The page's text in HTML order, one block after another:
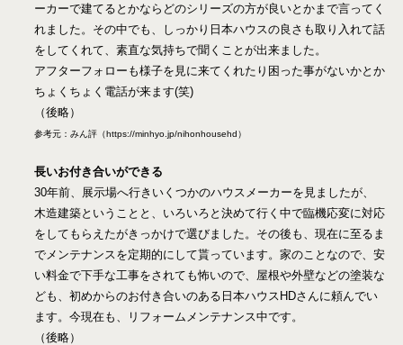
ーカーで建てるとかならどのシリーズの方が良いとかまで言ってく
れました。その中でも、しっかり日本ハウスの良さも取り入れて話
をしてくれて、素直な気持ちで聞くことが出来ました。
アフターフォローも様子を見に来てくれたり困った事がないかとか
ちょくちょく電話が来ます(笑)
（後略）
参考元：みん評（https://minhyo.jp/nihonhousehd）
長いお付き合いができる
30年前、展示場へ行きいくつかのハウスメーカーを見ましたが、
木造建築ということと、いろいろと決めて行く中で臨機応変に対応
をしてもらえたがきっかけで選びました。その後も、現在に至るま
でメンテナンスを定期的にして貰っています。家のことなので、安
い料金で下手な工事をされても怖いので、屋根や外壁などの塗装な
ども、初めからのお付き合いのある日本ハウスHDさんに頼んでい
ます。今現在も、リフォームメンテナンス中です。
（後略）